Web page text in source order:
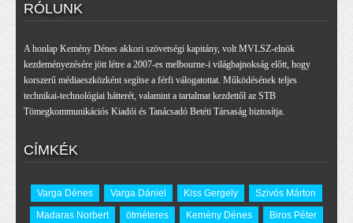
RÓLUNK
A honlap Kemény Dénes akkori szövetségi kapitány, volt MVLSZ-elnök
kezdeményezésére jött létre a 2007-es melbourne-i világbajnokság előtt, hogy
korszerű médiaeszközként segítse a férfi válogatottat. Működésének teljes
technikai-technológiai hátterét, valamint a tartalmat kezdettől az STB
Tömegkommunikációs Kiadói és Tanácsadó Betéti Társaság biztosítja.
CÍMKÉK
Varga Dénes Varga Dániel Kiss Gergely
Szivós Márton
Madaras Norbert
ötméteres Kemény Dénes Biros Péter